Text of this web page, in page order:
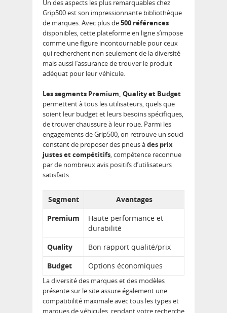
Un des aspects les plus remarquables chez
Grip500 est son impressionnante bibliothèque
de marques. Avec plus de500 références
disponibles, cette plateforme en ligne s’impose
comme une figure incontournable pour ceux
qui recherchent non seulement de la diversité
mais aussi l’assurance de trouver le produit
adéquat pour leur véhicule.
Les segments Premium, Quality et Budget
permettent à tous les utilisateurs, quels que
soient leur budget et leurs besoins spécifiques,
de trouver chaussure à leur roue. Parmi les
engagements de Grip500, on retrouve un souci
constant de proposer des pneus àdes prix
justes et compétitifs, compétence reconnue
par de nombreux avis positifs d’utilisateurs
satisfaits.
Segment
Avantages
Premium
Haute performance et
durabilité
Quality
Bon rapport qualité/prix
Budget
Options économiques
La diversité des marques et des modèles
présente sur le site assure également une
compatibilité maximale avec tous les types et
marques de véhicules, rendant votre recherche